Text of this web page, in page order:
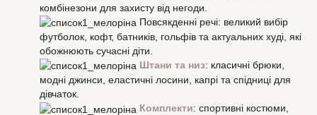
комбінезони для захисту від негоди.
Повсякденні речі: великий вибір
футболок, кофт, батників, гольфів та актуальних худі, які
обожнюють сучасні діти.
Штани та низ: класичні брюки,
модні джинси, еластичні лосини, капрі та спідниці для
дівчаток.
Комплекти: спортивні костюми,